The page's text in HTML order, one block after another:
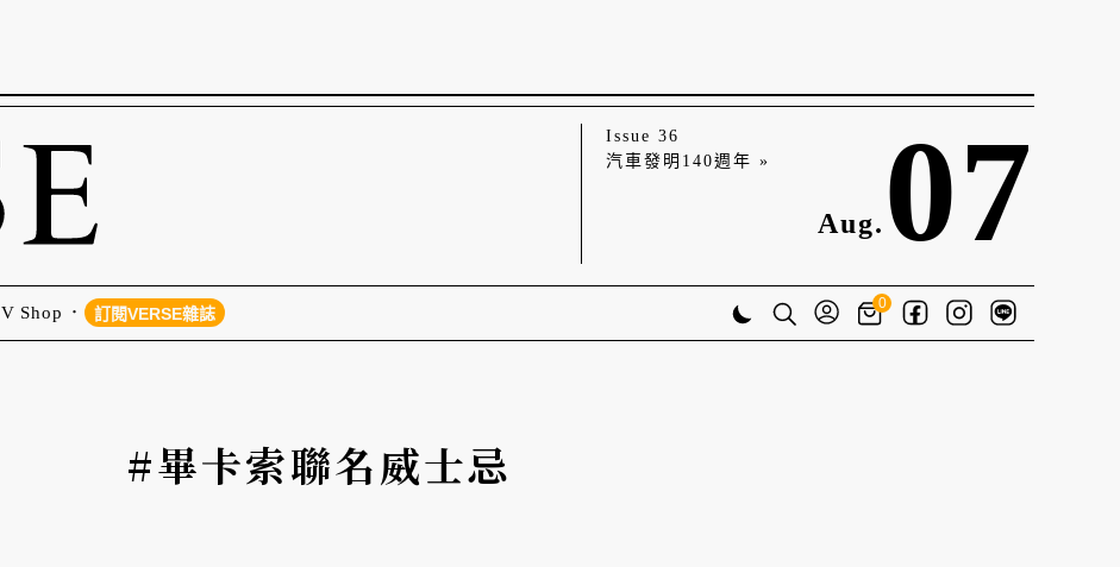
Issue 36
汽車發明140週年 »
Aug. 07
V Shop 訂閱VERSE雜誌
0
#畢卡索聯名威士忌